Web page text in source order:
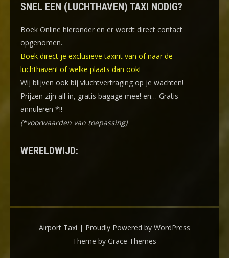
SNEL EEN (LUCHTHAVEN) TAXI NODIG?
Boek Online hieronder en er wordt direct contact
opgenomen.
Boek direct je exclusieve taxirit van of naar de
luchthaven! of welke plaats dan ook!
Wij blijven ook bij vluchtvertraging op je wachten!
Prijzen zijn all-in, gratis bagage mee! en… Gratis
annuleren *!!
(*voorwaarden van toepassing)
WERELDWIJD:
Airport Taxi | Proudly Powered by WordPress
Theme by Grace Themes